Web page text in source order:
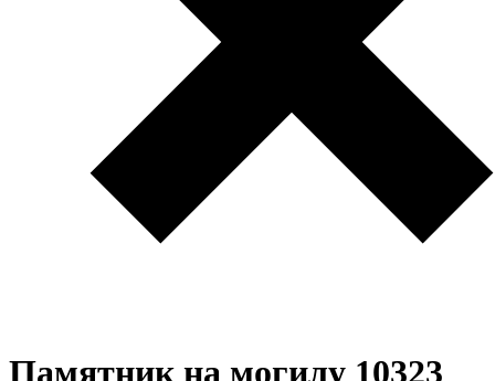
Памятник на могилу 10323